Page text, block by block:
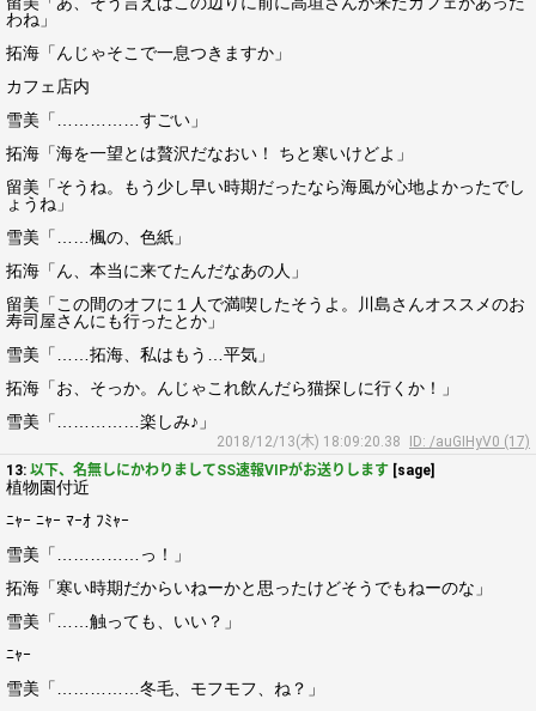
わね」
拓海「んじゃそこで一息つきますか」
カフェ店内
雪美「……………すごい」
拓海「海を一望とは贅沢だなおい！ ちと寒いけどよ」
留美「そうね。もう少し早い時期だったなら海風が心地よかったでし
ょうね」
雪美「……楓の、色紙」
拓海「ん、本当に来てたんだなあの人」
留美「この間のオフに１人で満喫したそうよ。川島さんオススメのお
寿司屋さんにも行ったとか」
雪美「……拓海、私はもう…平気」
拓海「お、そっか。んじゃこれ飲んだら猫探しに行くか！」
雪美「……………楽しみ♪」
2018/12/13(木) 18:09:20.38
ID: /auGIHyV0 (17)
13: 以下、名無しにかわりましてSS速報VIPがお送りします [sage]
植物園付近
ﾆｬｰ ﾆｬｰ ﾏｰｵ ﾌﾐｬｰ
雪美「……………っ！」
拓海「寒い時期だからいねーかと思ったけどそうでもねーのな」
雪美「……触っても、いい？」
ﾆｬｰ
雪美「……………冬毛、モフモフ、ね？」